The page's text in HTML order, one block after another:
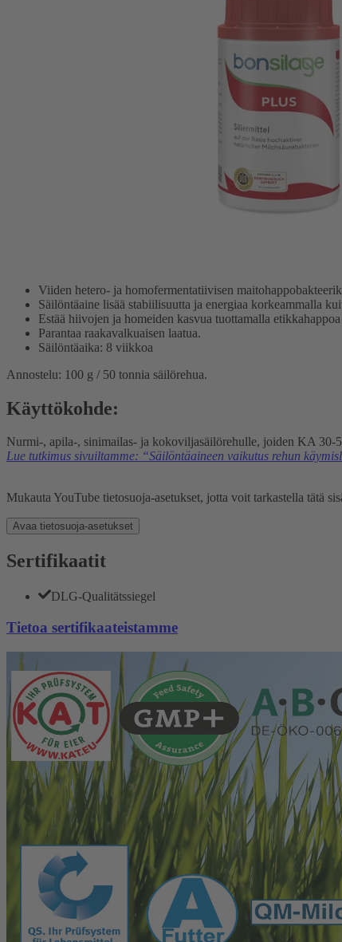
Viiden hetero- ja homofermentatiivisen
Säilöntäaine lisää stabiilisuutta ja energiaa korkeammalla
Estää hiivojen ja homeiden kasvua tuottamalla
Parantaa raakavalkuaisen laatua.
Säilöntäaika: 8 viikkoa
Annostelu: 100 g / 50 tonnia säilörehua.
Käyttökohde:
Nurmi-, apila-, sinimailas- ja kokoviljasäilörehulle, joiden KA
Lue tutkimus sivuiltamme: “Säilöntäaineen vaikutus rehun
Mukauta YouTube tietosuoja-asetukset, jotta voit tarkastella tätä
Avaa tietosuoja-asetukset
Sertifikaatit
DLG-Qualitätssiegel
Tietoa sertifikaateistamme